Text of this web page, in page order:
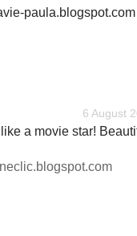
paula.blogspot.com
6 August
a movie star!